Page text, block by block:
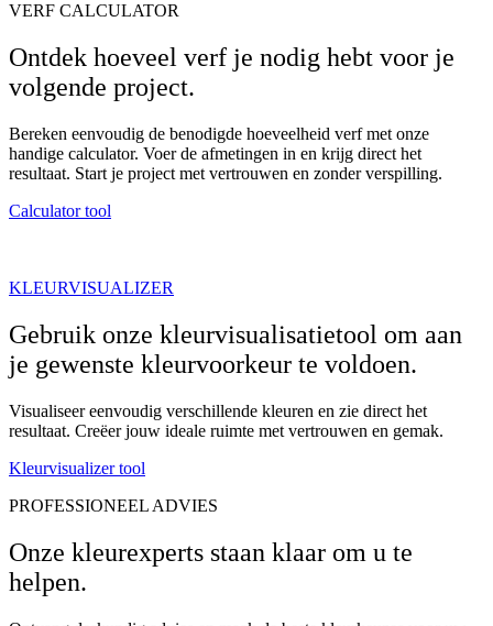
VERF CALCULATOR
Ontdek hoeveel verf je nodig hebt voor je
volgende project.
Bereken eenvoudig de benodigde hoeveelheid verf met onze
handige calculator. Voer de afmetingen in en krijg direct het
resultaat. Start je project met vertrouwen en zonder verspilling.
Calculator tool
KLEURVISUALIZER
Gebruik onze kleurvisualisatietool om aan
je gewenste kleurvoorkeur te voldoen.
Visualiseer eenvoudig verschillende kleuren en zie direct het
resultaat. Creëer jouw ideale ruimte met vertrouwen en gemak.
Kleurvisualizer tool
PROFESSIONEEL ADVIES
Onze kleurexperts staan klaar om u te
helpen.